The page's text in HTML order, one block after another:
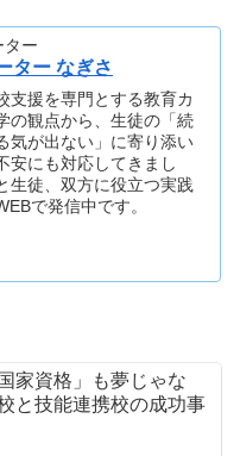
ター
ター なぎさ
支援を専門とする教育カ
の観点から、生徒の「続
気が出ない」に寄り添い
安にも対応してきまし
生徒、双方に役立つ実践
で発信中です。
家資格」も夢じゃな
と技能連携校の成功事